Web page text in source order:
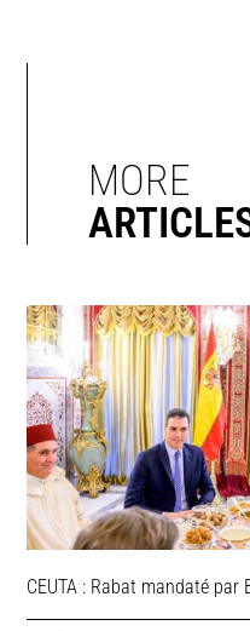
MORE
CEUTA : Rabat mandaté par